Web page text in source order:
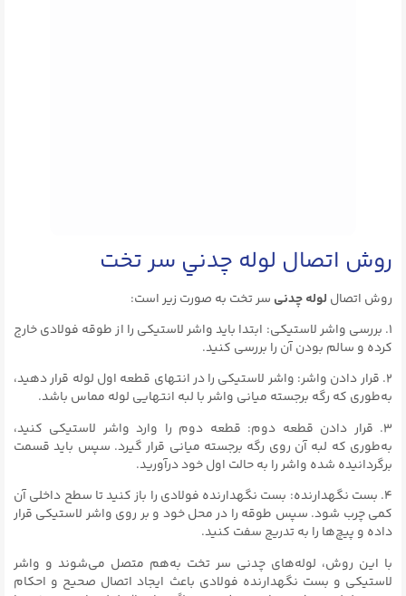
روش اتصال لوله چدني سر تخت
روش اتصال لوله چدنی سر تخت به صورت زیر است:
۱. بررسی واشر لاستیکی: ابتدا باید واشر لاستیکی را از طوقه فولادی خارج
کرده و سالم بودن آن را بررسی کنید.
۲. قرار دادن واشر: واشر لاستیکی را در انتهای قطعه اول لوله قرار دهید،
به‌طوری که رگه برجسته میانی واشر با لبه انتهایی لوله مماس باشد.
۳. قرار دادن قطعه دوم: قطعه دوم را وارد واشر لاستیکی کنید،
به‌طوری که لبه آن روی رگه برجسته میانی قرار گیرد. سپس باید قسمت
برگردانیده شده واشر را به حالت اول خود درآورید.
۴. بست نگهدارنده: بست نگهدارنده فولادی را باز کنید تا سطح داخلی آن
کمی چرب شود. سپس طوقه را در محل خود و بر روی واشر لاستیکی قرار
داده و پیچ‌ها را به تدریج سفت کنید.
با این روش، لوله‌های چدنی سر تخت به‌هم متصل می‌شوند و واشر
لاستیکی و بست نگهدارنده فولادی باعث ایجاد اتصال صحیح و احکام